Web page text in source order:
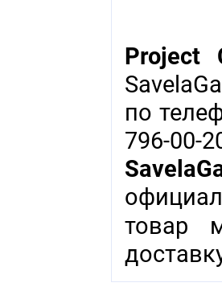
Project
по
796-00-
товар